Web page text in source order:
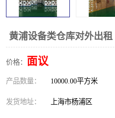
黄浦设备类仓库对外出
价格： 面议
产品数量： 10000.00平方米
发货地址： 上海市杨浦区